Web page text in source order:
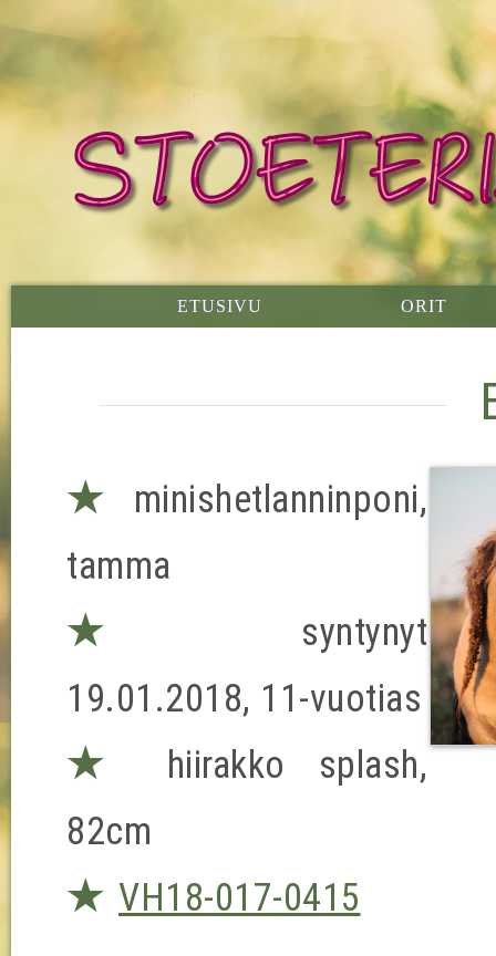
ETUSIVU ORIT
★
minishetlanninponi,
tamma
★
syntynyt
19.01.2018, 11-vuotias
★
hiirakko splash,
82cm
★ VH18-017-0415